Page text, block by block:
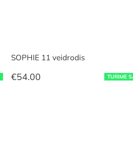
TURIME
SOPHIE 11 veidrodis
€54.00